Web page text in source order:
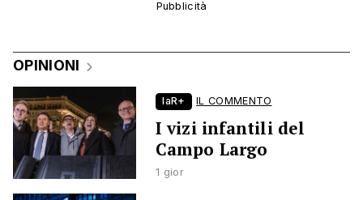
OPINIONI
laR+ IL COMMENTO
I vizi infantili del
Campo Largo
1 gior